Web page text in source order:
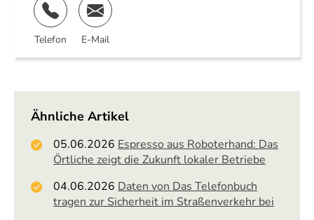
Telefon E-Mail
Ähnliche Artikel
05.06.2026 Espresso aus Roboterhand: Das
Örtliche zeigt die Zukunft lokaler Betriebe
04.06.2026 Daten von Das Telefonbuch
tragen zur Sicherheit im Straßenverkehr bei